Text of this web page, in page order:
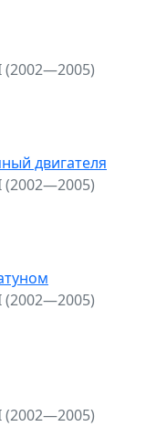
(2002—2005)
двигателя
(2002—2005)
(2002—2005)
(2002—2005)